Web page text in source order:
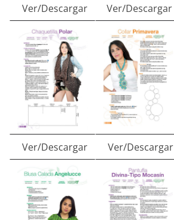
Ver/Descargar Ver/Descargar
Ver/Descargar Ver/Descargar